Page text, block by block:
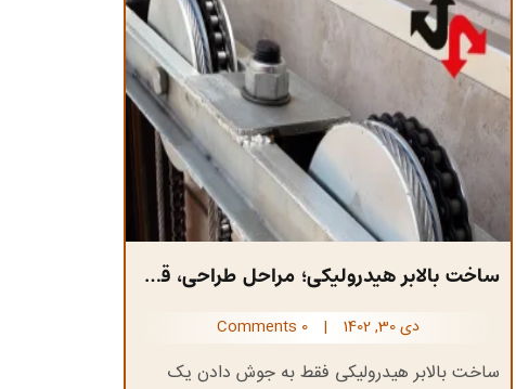
ساخت بالابر هیدرولیکی؛ مراحل طراحی، قطعات و نکات ایمنی
دی 30, 1402 |
0 Comments
ساخت بالابر هیدرولیکی فقط به جوش دادن یک